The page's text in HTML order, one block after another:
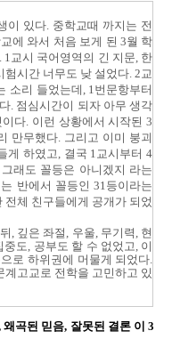
이 있다. 중학교때 까지는 전
에 와서 처음 보게 된 3월 학
교시 국어영역의 긴 지문, 한
시간 너무도 낮 설었다. 2교
소리 들었는데, 1번문항부터
. 점심시간이 되자 아무 생각
다. 이런 상황에서 시작된 3
만무했다. 그리고 이미 붕괴
게 하였고, 결국 1교시부터 4
래도 꼴등은 아니겠지 라는
반에서 꼴등인 31등이라는
체 친구들에게 공개가 되었
, 깊은 좌절, 우울, 무기력, 현
도, 공부도 할 수 없었고, 이
로 하위권에 머물게 되었다.
고교로 전학을 고민하고 있
곡된 믿음, 잘못된 결론 이 3